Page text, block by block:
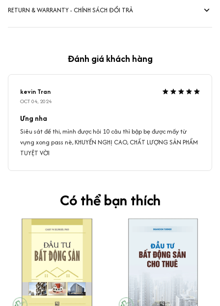
RETURN & WARRANTY - CHÍNH SÁCH ĐỔI TRẢ
Đánh giá khách hàng
kevin Tran
OCT 04, 2024
Ưng nha
Siêu sát đề thi, mình được hỏi 10 câu thì bập bẹ được mấy từ
vựng xong pass nè, KHUYẾN NGHỊ CAO, CHẤT LƯỢNG SẢN PHẨM
TUYỆT VỜI
Có thể bạn thích